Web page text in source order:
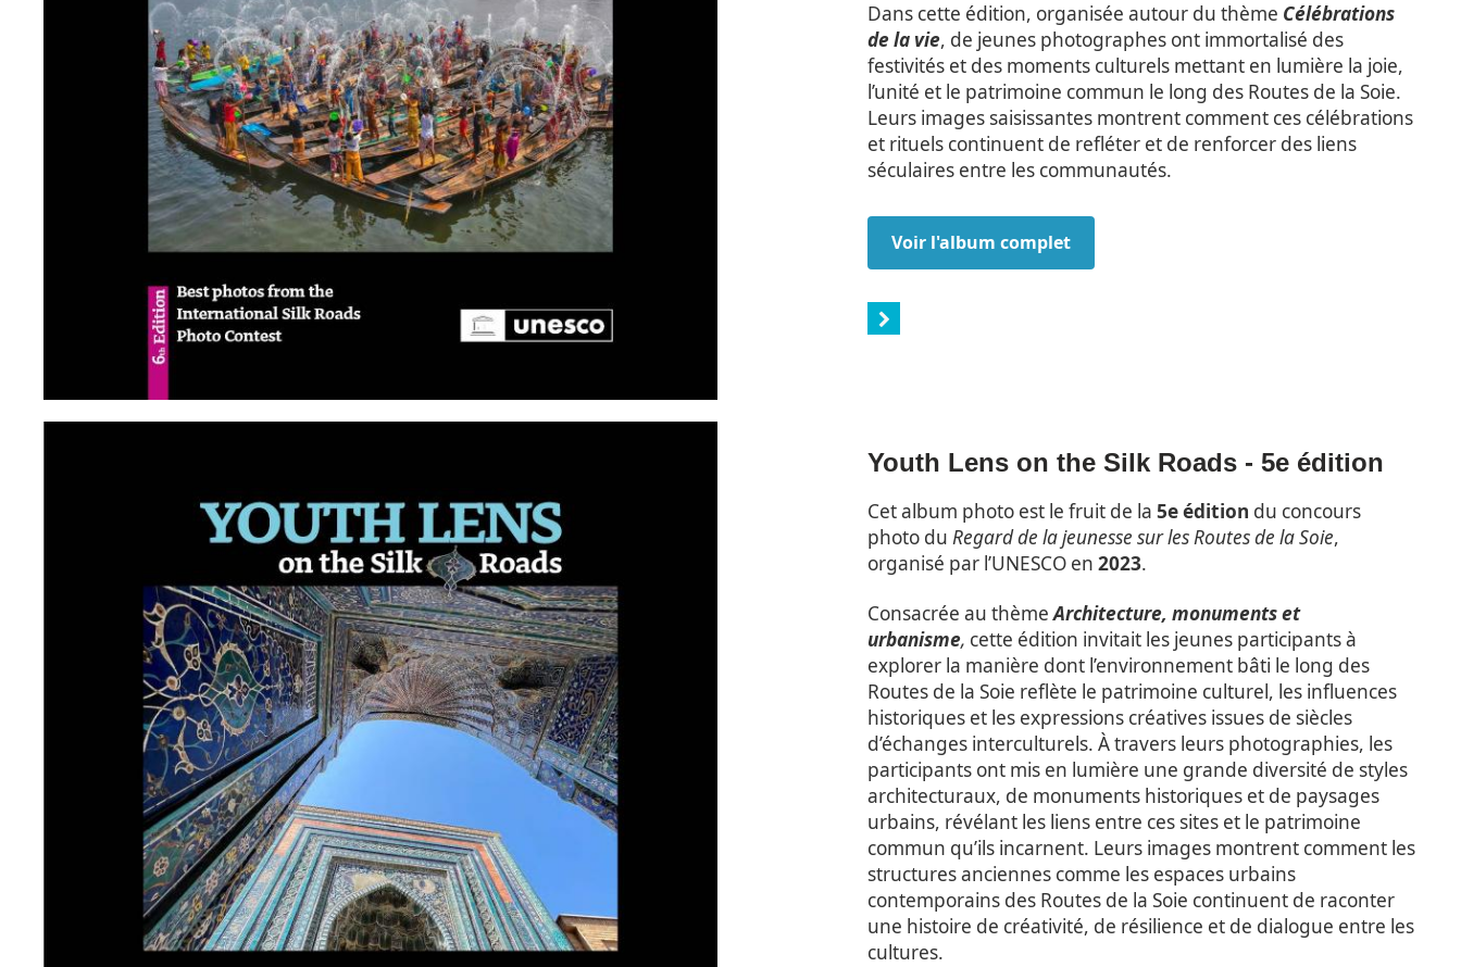
Dans cette édition, organisée autour du thème Célébrations
de la vie, de jeunes photographes ont immortalisé des
festivités et des moments culturels mettant en lumière la joie,
l’unité et le patrimoine commun le long des Routes de la Soie.
Leurs images saisissantes montrent comment ces célébrations
et rituels continuent de refléter et de renforcer des liens
séculaires entre les communautés.
Voir l'album complet
Youth Lens on the Silk Roads - 5e édition
Cet album photo est le fruit de la5e édition du concours
photo duRegard de la jeunesse sur les Routes de la Soie,
organisé par l’UNESCO en2023.
Consacrée au thèmeArchitecture, monuments et
urbanisme, cette édition invitait les jeunes participants à
explorer la manière dont l’environnement bâti le long des
Routes de la Soie reflète le patrimoine culturel, les influences
historiques et les expressions créatives issues de siècles
d’échanges interculturels. À travers leurs photographies, les
participants ont mis en lumière une grande diversité de styles
architecturaux, de monuments historiques et de paysages
urbains, révélant les liens entre ces sites et le patrimoine
commun qu’ils incarnent. Leurs images montrent comment les
structures anciennes comme les espaces urbains
contemporains des Routes de la Soie continuent de raconter
une histoire de créativité, de résilience et de dialogue entre les
cultures.